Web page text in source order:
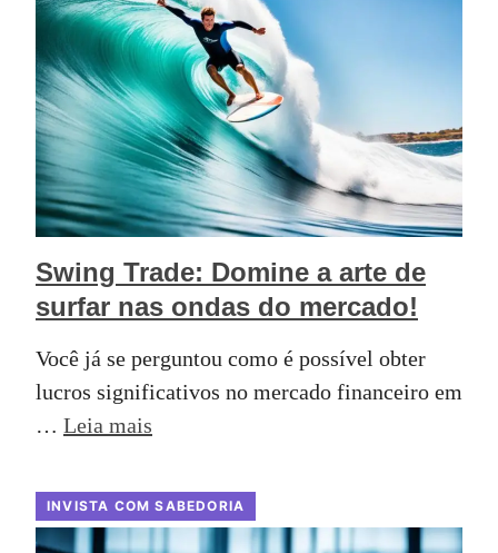
Swing Trade: Domine a arte de
surfar nas ondas do mercado!
Você já se perguntou como é possível obter
lucros significativos no mercado financeiro em
… Leia mais
INVISTA COM SABEDORIA